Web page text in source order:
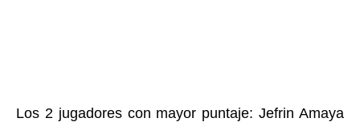
Los 2 jugadores con mayor puntaje: Jefrin Amaya